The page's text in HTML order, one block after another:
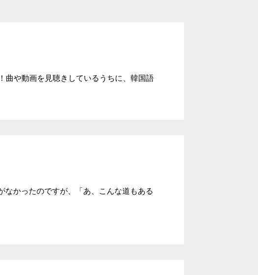
曲や動画を見聴きしているうちに、韓国語
かったのですが、「あ、こんな道もある